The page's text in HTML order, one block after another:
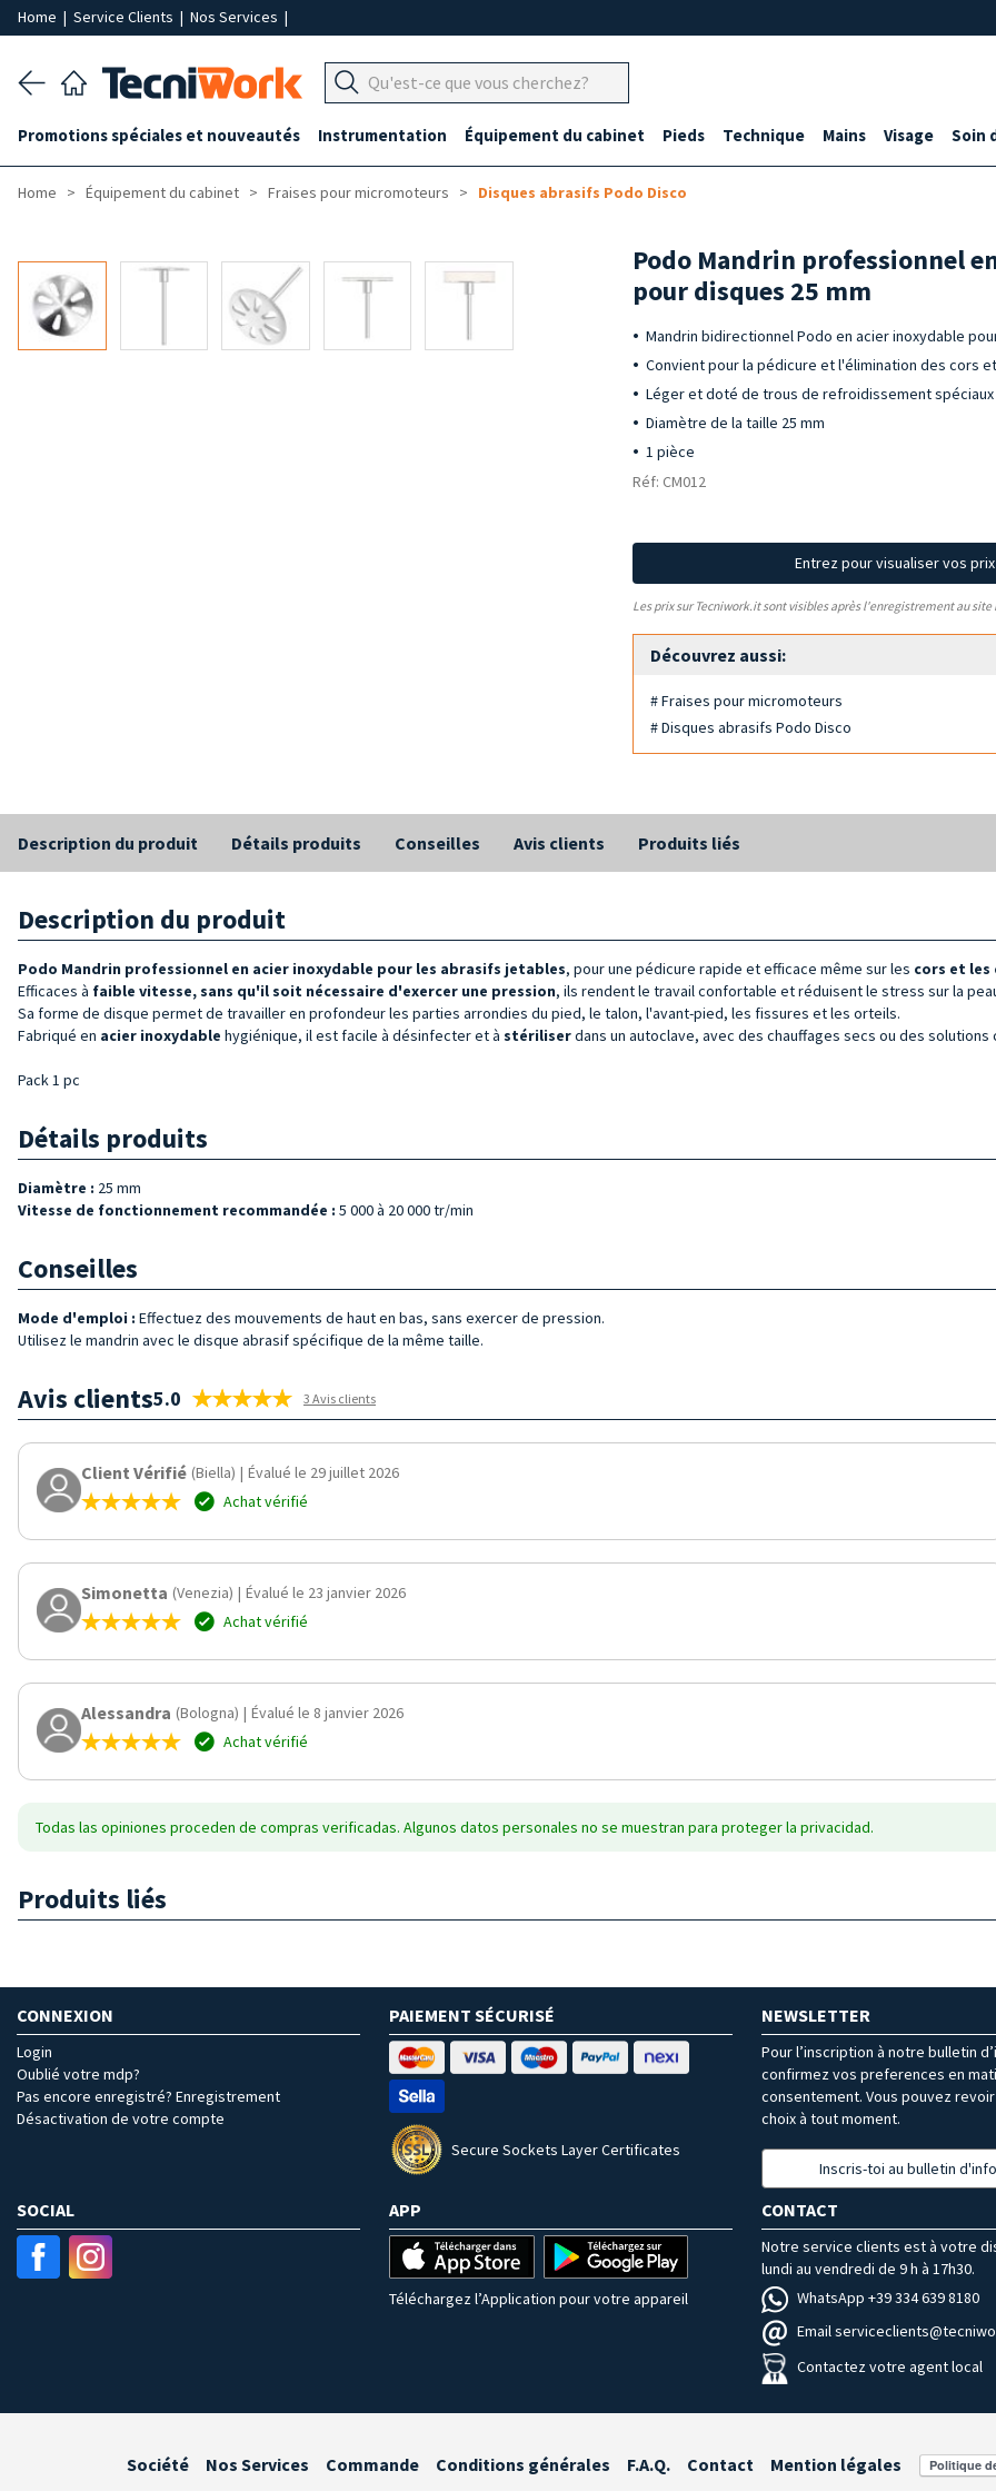
Home | Service Clients | Nos Services |
Promotions spéciales et nouveautés Instrumentation Équipement du cabinet Pieds Technique Mains Visage Soin
Home Équipement du cabinet Fraises pour micromoteurs Disques abrasifs Podo Disco
Podo Mandrin professionnel
pour disques 25 mm
Mandrin bidirectionnel Podo en acier inoxydable
Convient pour la pédicure et l'élimination des cors
Léger et doté de trous de refroidissement spéciaux
Diamètre de la taille 25 mm
1 pièce
Réf: CM012
Entrez pour visualiser vos
Les prix sur Tecniwork.it sont visibles après l'enregistrement au site
Découvrez aussi:
# Fraises pour micromoteurs
# Disques abrasifs Podo Disco
Description du produit Détails produits Conseilles Avis clients Produits liés
Description du produit
Podo Mandrin professionnel en acier inoxydable pour les abrasifs jetables, pour une pédicure rapide et efficace même sur les cors et
Efficaces à faible vitesse, sans qu'il soit nécessaire d'exercer une pression, ils rendent le travail confortable et réduisent le stress sur la
Sa forme de disque permet de travailler en profondeur les parties arrondies du pied, le talon, l'avant-pied, les fissures et les orteils.
Fabriqué en acier inoxydable hygiénique, il est facile à désinfecter et à stériliserdans un autoclave, avec des chauffages secs ou des solutions
Pack 1 pc
Détails produits
Diamètre : 25 mm
Vitesse de fonctionnement recommandée : 5 000 à 20 000 tr/min
Conseilles
Mode d'emploi : Effectuez des mouvements de haut en bas, sans exercer de pression.
Utilisez le mandrin avec le disque abrasif spécifique de la même taille.
Avis clients5.0 3 Avis clients
Client Vérifié (Biella) | Évalué le 29 juillet 2026
Achat vérifié
Simonetta (Venezia) | Évalué le 23 janvier 2026
Achat vérifié
Alessandra (Bologna) | Évalué le 8 janvier 2026
Achat vérifié
Todas las opiniones proceden de compras verificadas. Algunos datos personales no se muestran para proteger la privacidad.
Produits liés
CONNEXION
Login
Oublié votre mdp?
Pas encore enregistré? Enregistrement
Désactivation de votre compte
PAIEMENT SÉCURISÉ
Secure Sockets Layer Certificates
NEWSLETTER
Pour l’inscription à notre bulletin
confirmez vos preferences en
consentement. Vous pouvez
choix à tout moment.
Inscris-toi au bulletin
SOCIAL APP
Téléchargez l’Application pour votre appareil
CONTACT
Notre service clients est à votre
lundi au vendredi de 9 h à 17h30.
WhatsApp +39 334 639 8180
Email
Contactez votre agent local
Société Nos Services Commande Conditions générales F.A.Q. Contact Mention légales